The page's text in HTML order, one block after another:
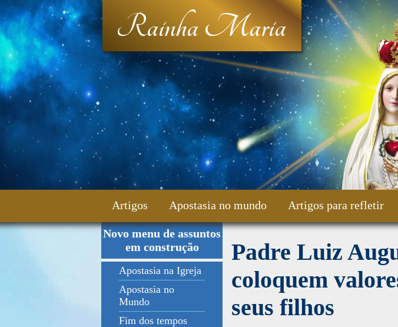
Rainha Maria
Artigos Apostasia no mundo Artigos para refletir
Fale Conosco
Novo menu de assuntos
em construção
Apostasia na Igreja
Apostasia no
Mundo
Fim dos tempos
Padre Luiz
coloquem
seus filhos